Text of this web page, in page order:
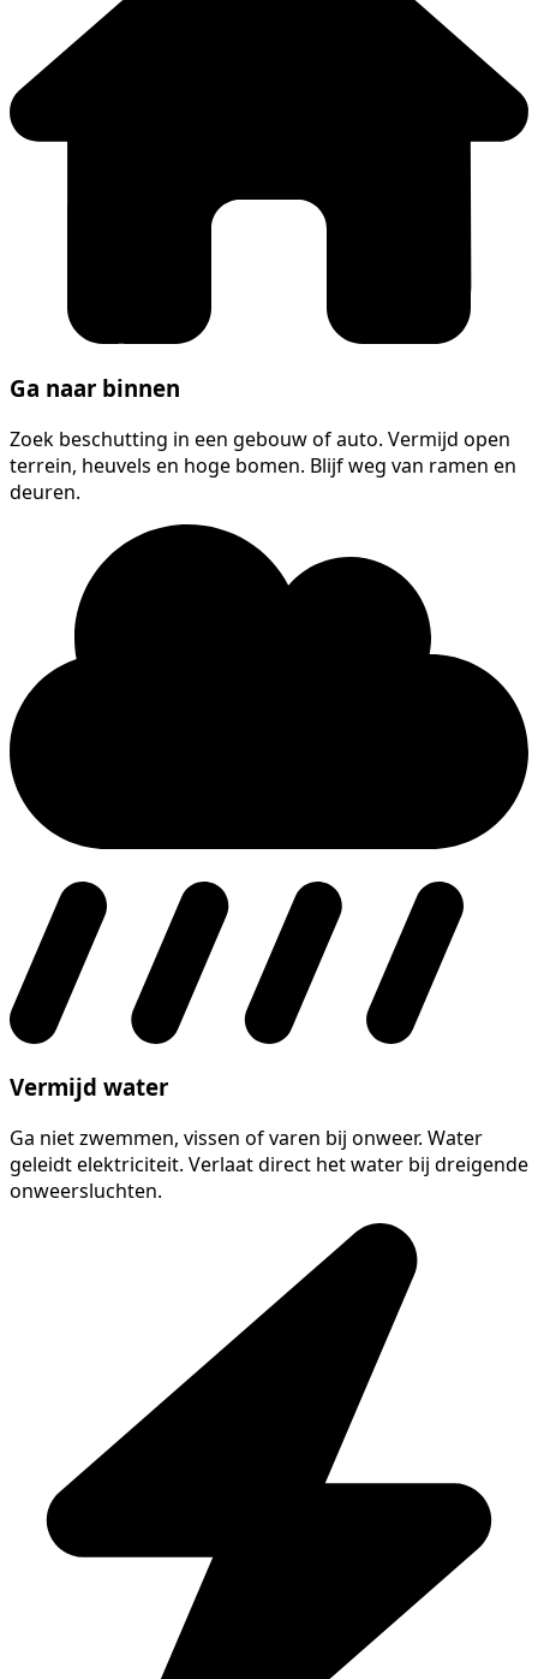
Ga naar binnen
Zoek beschutting in een gebouw of auto. Vermijd open
terrein, heuvels en hoge bomen. Blijf weg van ramen en
deuren.
Vermijd water
Ga niet zwemmen, vissen of varen bij onweer. Water
geleidt elektriciteit. Verlaat direct het water bij dreigende
onweersluchten.